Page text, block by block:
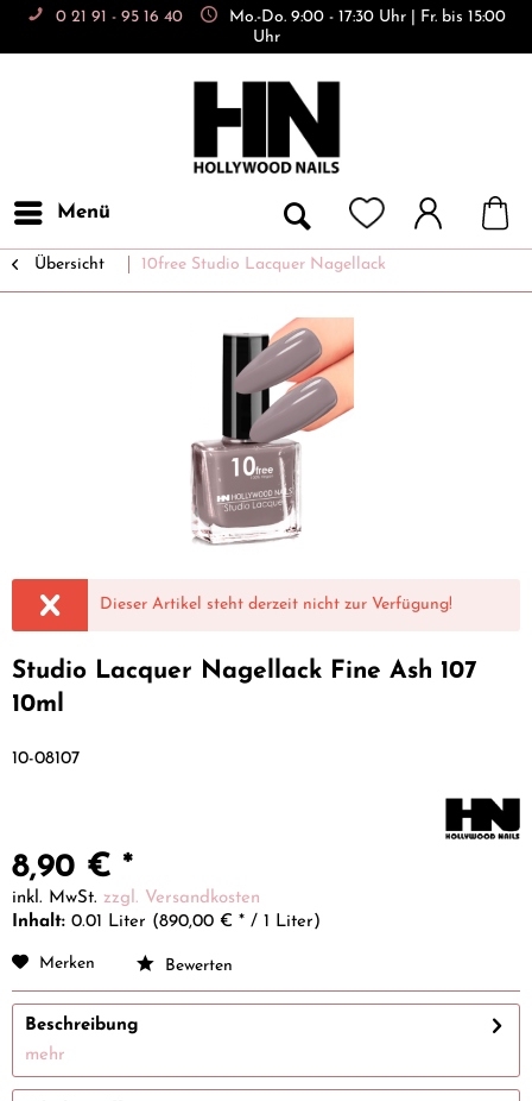
0 21 91 - 95 16 40
Mo.-Do. 9:00 - 17:30 Uhr | Fr. bis 15:00
Uhr
Menü
Übersicht 10free Studio Lacquer Nagellack
Dieser Artikel steht derzeit nicht zur Verfügung!
Studio Lacquer Nagellack Fine Ash 107
10ml
10-08107
8,90 € *
inkl. MwSt. zzgl. Versandkosten
Inhalt: 0.01 Liter (890,00 € * / 1 Liter)
Merken Bewerten
Beschreibung
mehr